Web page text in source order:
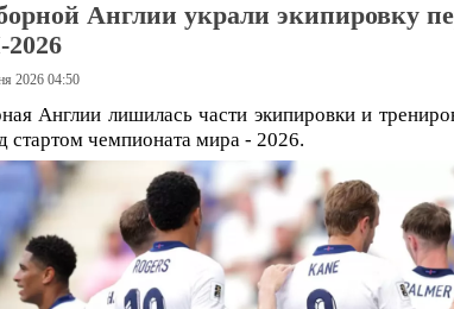
Англии украли экипировку
2026 04:50
Англии лишилась части экипировки и
стартом чемпионата мира - 2026.